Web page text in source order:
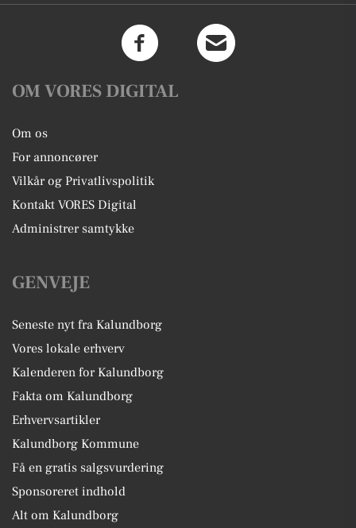
OM VORES DIGITAL
Om os
For annoncører
Vilkår og Privatlivspolitik
Kontakt VORES Digital
Administrer samtykke
GENVEJE
Seneste nyt fra Kalundborg
Vores lokale erhverv
Kalenderen for Kalundborg
Fakta om Kalundborg
Erhvervsartikler
Kalundborg Kommune
Få en gratis salgsvurdering
Sponsoreret indhold
Alt om Kalundborg